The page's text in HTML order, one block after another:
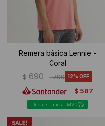
Remera básica Lennie -
Coral
$ 690 $ 790 12
$ 587
Llega el lunes - MVD